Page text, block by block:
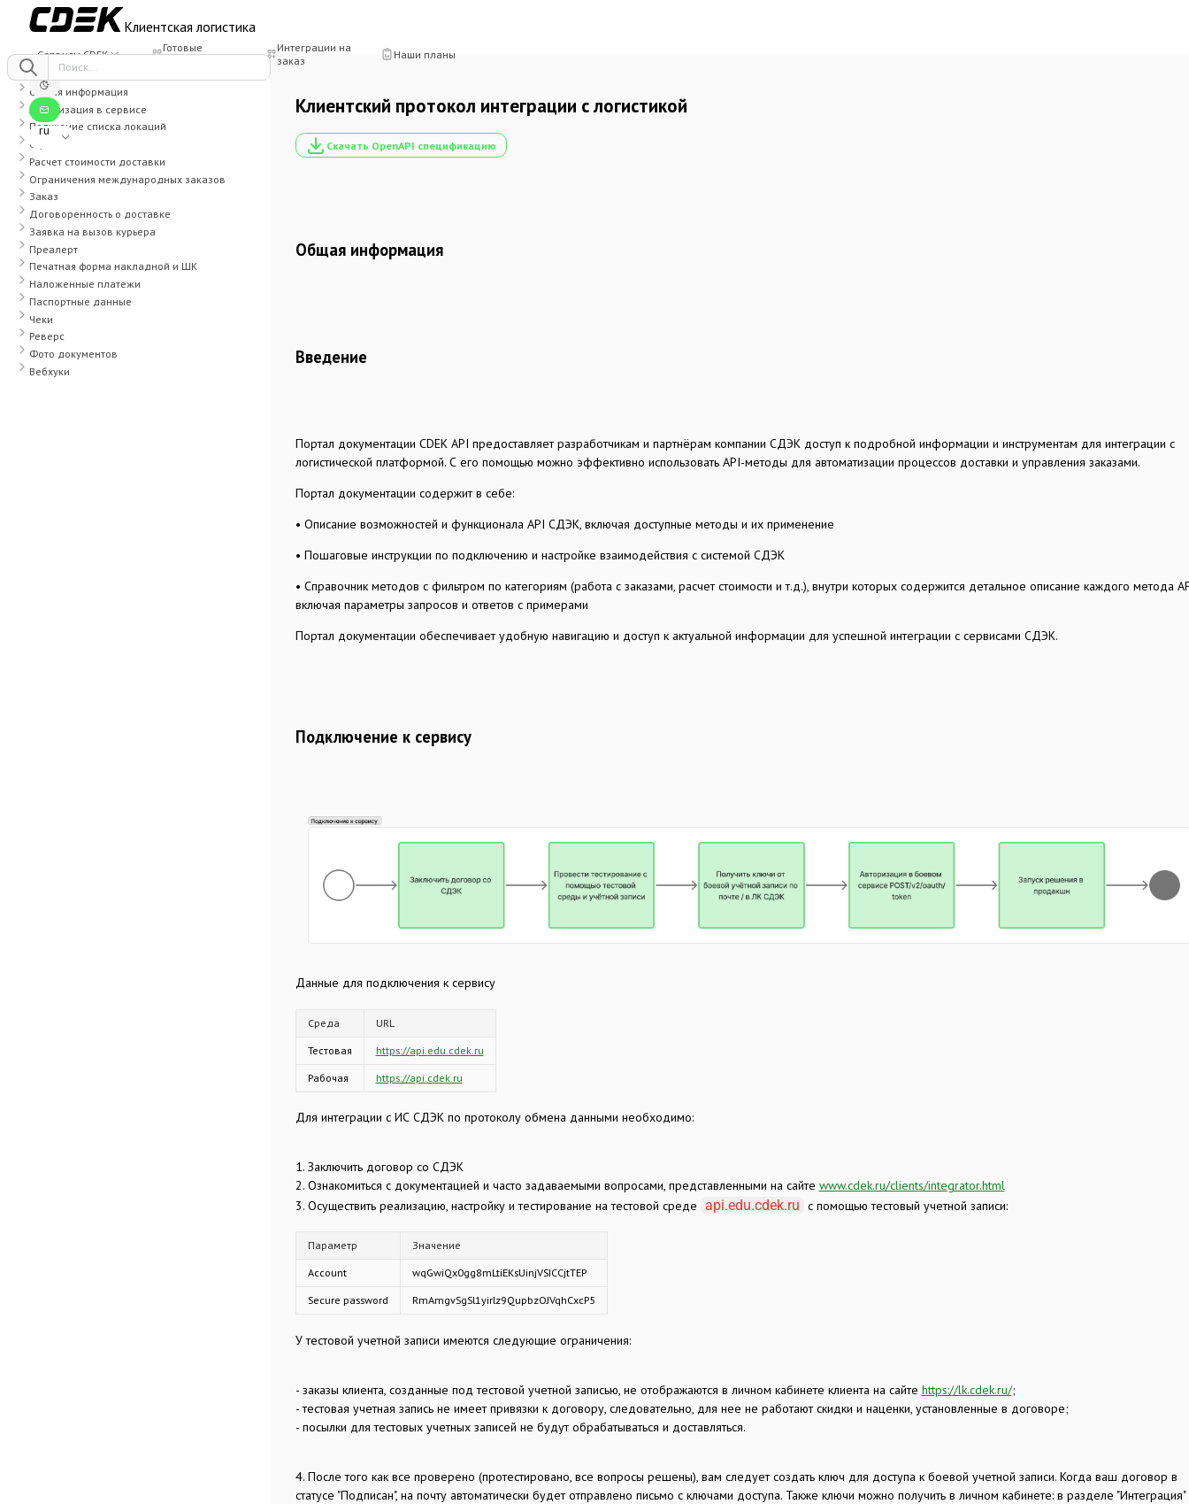
Клиентская логистика
Сервисы CDEK
Готовые
Интеграции на
заказ
Наши планы
ru
Общая информация
Авторизация в сервисе
Получение списка локаций
Офисы
Расчет стоимости доставки
Ограничения международных заказов
Заказ
Договоренность о доставке
Заявка на вызов курьера
Преалерт
Печатная форма накладной и ШК
Наложенные платежи
Паспортные данные
Чеки
Реверс
Фото документов
Вебхуки
Клиентский протокол интеграции с логистикой
Скачать OpenAPI спецификацию
Общая информация
Введение
Портал документации CDEK API предоставляет разработчикам и партнёрам компании СДЭК доступ к подробной информации и инструментам для интеграции с
логистической платформой. С его помощью можно эффективно использовать API-методы для автоматизации процессов доставки и управления заказами.
Портал документации содержит в себе:
• Описание возможностей и функционала API СДЭК, включая доступные методы и их применение
• Пошаговые инструкции по подключению и настройке взаимодействия с системой СДЭК
• Справочник методов с фильтром по категориям (работа с заказами, расчет стоимости и т.д.), внутри которых содержится детальное описание каждого метода
включая параметры запросов и ответов с примерами
Портал документации обеспечивает удобную навигацию и доступ к актуальной информации для успешной интеграции с сервисами СДЭК.
Подключение к сервису
Данные для подключения к сервису
Среда URL
Тестовая https://api.edu.cdek.ru
Рабочая https://api.cdek.ru
Для интеграции с ИС СДЭК по протоколу обмена данными необходимо:
1. Заключить договор со СДЭК
2. Ознакомиться с документацией и часто задаваемыми вопросами, представленными на сайте www.cdek.ru/clients/integrator.html
3. Осуществить реализацию, настройку и тестирование на тестовой среде
api.edu.cdek.ru с помощью тестовый учетной записи:
Параметр Значение
Account wqGwiQx0gg8mLtiEKsUinjVSICCjtTEP
Secure password RmAmgvSgSl1yirlz9QupbzOJVqhCxcP5
У тестовой учетной записи имеются следующие ограничения:
- заказы клиента, созданные под тестовой учетной записью, не отображаются в личном кабинете клиента на сайте https://lk.cdek.ru/;
- тестовая учетная запись не имеет привязки к договору, следовательно, для нее не работают скидки и наценки, установленные в договоре;
- посылки для тестовых учетных записей не будут обрабатываться и доставляться.
4. После того как все проверено (протестировано, все вопросы решены), вам следует создать ключ для доступа к боевой учетной записи. Когда ваш договор в
статусе "Подписан", на почту автоматически будет отправлено письмо с ключами доступа. Также ключи можно получить в личном кабинете: в разделе "Интеграция"